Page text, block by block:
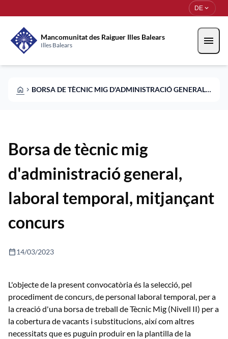
DE expand_more
Mancomunitat des Raiguer Illes Balears
Illes Balears menu
HOME CHEVRON_RIGHT BORSA DE TÈCNIC MIG D'ADMINISTRACIÓ GENERAL, LABORAL TEMPORAL, MITJANÇANT CONCURS
Borsa de tècnic mig
d'administració general,
laboral temporal, mitjançant
concurs
calendar_today14/03/2023
L'objecte de la present convocatòria és la selecció, pel
procediment de concurs, de personal laboral temporal, per a
la creació d'una borsa de treball de Tècnic Mig (Nivell II) per a
la cobertura de vacants i substitucions, així com altres
necessitats que es puguin produir en la plantilla de la